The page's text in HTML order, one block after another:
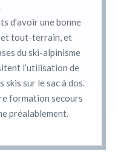
d’avoir une bonne
et tout-terrain, et
du ski-alpinisme
l’utilisation de
skis sur le sac à dos.
formation secours
préalablement.